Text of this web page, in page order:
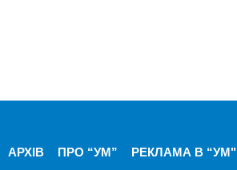
АРХІВ ПРО “УМ” РЕКЛАМА В “УМ"